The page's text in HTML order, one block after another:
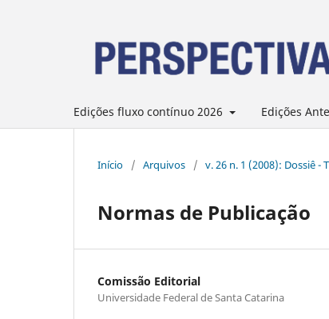
Edições fluxo contínuo 2026 Edições
Início / Arquivos / v. 26 n. 1 (2008): Dossiê -
Normas de Publicação
Comissão Editorial
Universidade Federal de Santa Catarina